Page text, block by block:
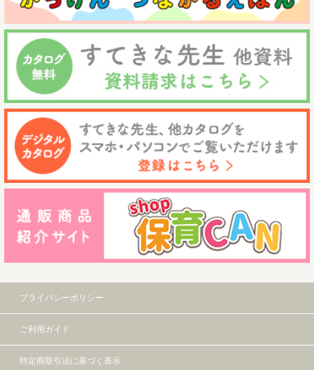
プライバシーポリシー
ご利用ガイド
特定商取引法に基づく表示